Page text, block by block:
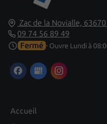
Zac de la Novialle, 63670
09 74 56 89 49
Fermé ⋅ Ouvre Lundi à
Accueil